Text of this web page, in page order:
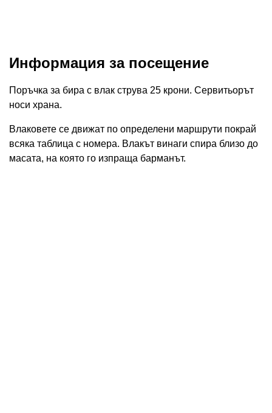
Информация за посещение
Поръчка за бира с влак струва 25 крони. Сервитьорът
носи храна.
Влаковете се движат по определени маршрути покрай
всяка таблица с номера. Влакът винаги спира близо до
масата, на която го изпраща барманът.